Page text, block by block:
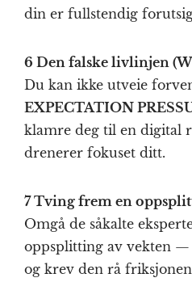
din er fullstendig
6 Den falske livlinjen
Du kan ikke utveie
EXPECTATION
klamre deg til en digital
drenerer fokuset ditt.
7 Tving frem en
Omgå de såkalte
oppsplitting av vekten —
og krev den rå